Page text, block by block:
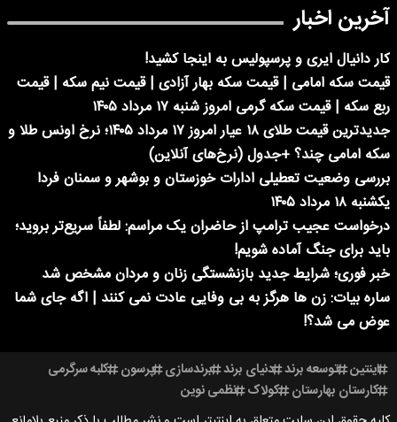
آخرین اخبار
کار دانیال ایری و پرسپولیس به اینجا کشید!
قیمت سکه امامی | قیمت سکه بهار آزادی | قیمت نیم سکه | قیمت
ربع سکه | قیمت سکه گرمی امروز شنبه ۱۷ مرداد ۱۴۰۵
جدیدترین قیمت طلای ۱۸ عیار امروز ۱۷ مرداد ۱۴۰۵؛ نرخ اونس طلا و
سکه امامی چند؟ +جدول (نرخ‌های آنلاین)
بررسی وضعیت تعطیلی ادارات خوزستان و بوشهر و سمنان فردا
یکشنبه ۱۸ مرداد ۱۴۰۵
درخواست عجیب ترامپ از حاضران یک مراسم: لطفاً سریع‌تر بروید؛
باید برای جنگ آماده شویم!
خبر فوری؛ شرایط جدید بازنشستگی زنان و مردان مشخص شد
ساره بیات: زن ها هرگز به بی وفایی عادت نمی کنند | اگه جای شما
عوض می شد؟!
اینتین توسعه برند دنیای برند برندسازی پرسون کلبه سرگرمی
کارستان بهارستان کولاک نظمی نوین